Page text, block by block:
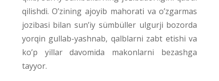
qilishdi. O’zining ajoyib mahorati va o’zgarmas
jozibasi bilan sun’iy sümbüller ulgurji bozorda
yorqin gullab-yashnab, qalblarni zabt etishi va
ko’p yillar davomida makonlarni bezashga
tayyor.